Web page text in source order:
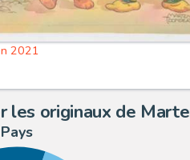
2021
les originaux de
Pays